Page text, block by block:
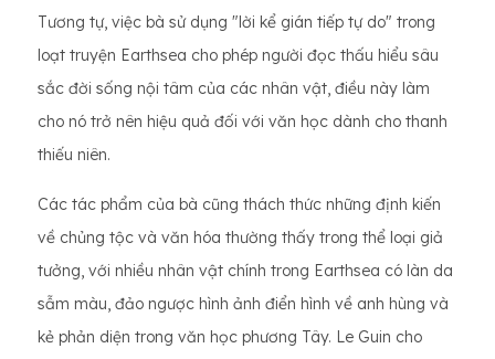
Tương tự, việc bà sử dụng "lời kể gián tiếp tự do" trong
loạt truyện Earthsea cho phép người đọc thấu hiểu sâu
sắc đời sống nội tâm của các nhân vật, điều này làm
cho nó trở nên hiệu quả đối với văn học dành cho thanh
thiếu niên.
Các tác phẩm của bà cũng thách thức những định kiến ​​
về chủng tộc và văn hóa thường thấy trong thể loại giả
tưởng, với nhiều nhân vật chính trong Earthsea có làn da
sẫm màu, đảo ngược hình ảnh điển hình về anh hùng và
kẻ phản diện trong văn học phương Tây. Le Guin cho